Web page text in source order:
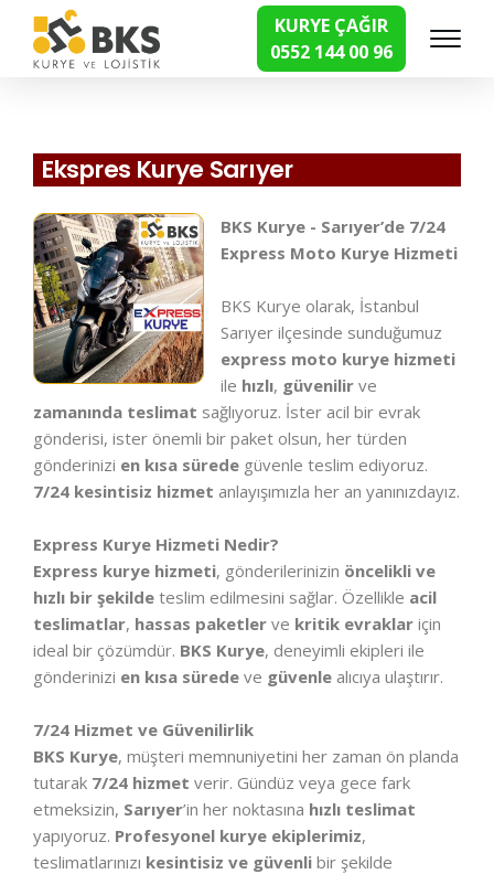
KURYE ÇAĞIR
0552 144 00 96
Hızlı Kurye Hizmetleri
Ekspres Kurye Sarıyer
BKS Kurye - Sarıyer’de 7/24
Express Moto Kurye Hizmeti
BKS Kurye olarak, İstanbul
Sarıyer ilçesinde sunduğumuz
express moto kurye hizmeti
ile hızlı, güvenilir ve
zamanında teslimat sağlıyoruz. İster acil bir evrak
gönderisi, ister önemli bir paket olsun, her türden
gönderinizi en kısa sürede güvenle teslim ediyoruz.
7/24 kesintisiz hizmet anlayışımızla her an yanınızdayız.
Express Kurye Hizmeti Nedir?
Express kurye hizmeti, gönderilerinizin öncelikli ve
hızlı bir şekilde teslim edilmesini sağlar. Özellikle acil
teslimatlar, hassas paketler ve kritik evraklar için
ideal bir çözümdür. BKS Kurye, deneyimli ekipleri ile
gönderinizi en kısa sürede ve güvenle alıcıya ulaştırır.
7/24 Hizmet ve Güvenilirlik
BKS Kurye, müşteri memnuniyetini her zaman ön planda
tutarak 7/24 hizmet verir. Gündüz veya gece fark
etmeksizin, Sarıyer’in her noktasına hızlı teslimat
yapıyoruz. Profesyonel kurye ekiplerimiz,
teslimatlarınızı kesintisiz ve güvenli bir şekilde